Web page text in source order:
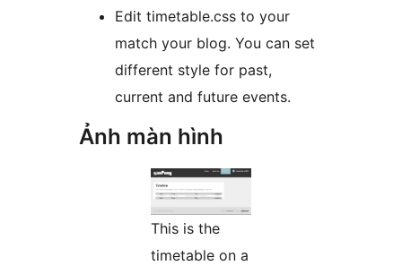
Edit timetable.css to your
match your blog. You can set
different style for past,
current and future events.
Ảnh màn hình
This is the
timetable on a